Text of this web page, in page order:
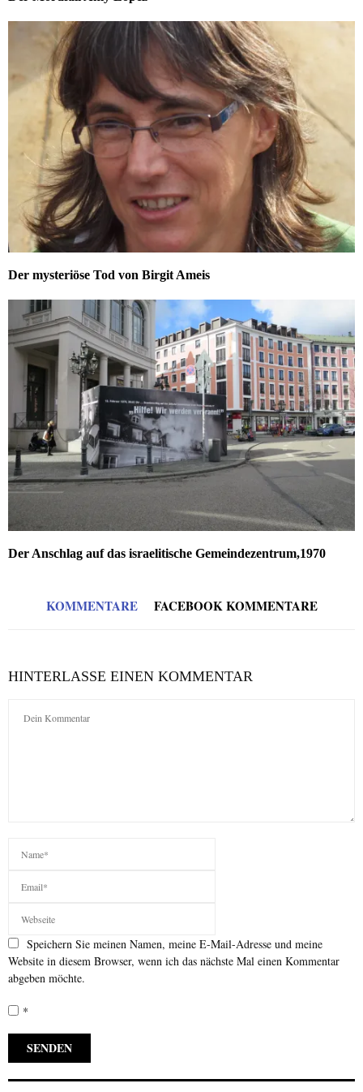
Der mysteriöse Tod von Birgit Ameis
Der Anschlag auf das israelitische Gemeindezentrum,1970
KOMMENTARE FACEBOOK KOMMENTARE
HINTERLASSE EINEN KOMMENTAR
Speichern Sie meinen Namen, meine E-Mail-Adresse und meine
Website in diesem Browser, wenn ich das nächste Mal einen Kommentar
abgeben möchte.
*